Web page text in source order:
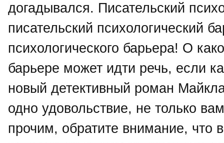
догадывался. Писательский
писательский психологический
психологического барьера! О
барьере может идти речь, если
новый детективный роман
одно удовольствие, не только
прочим, обратите внимание, что